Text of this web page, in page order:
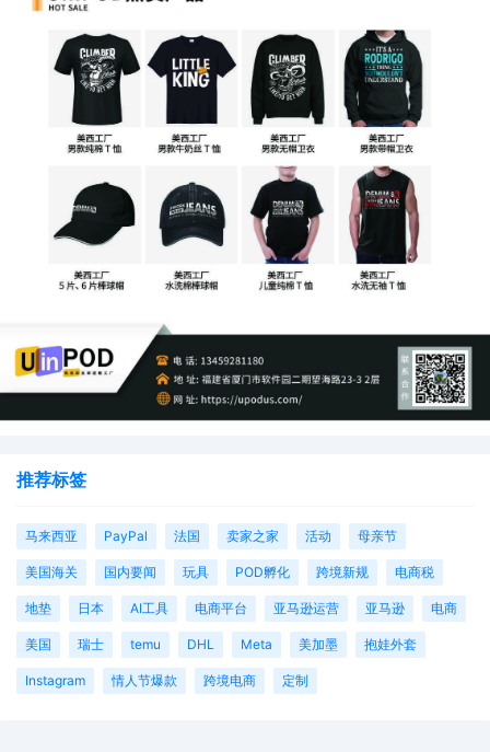
推荐标签
马来西亚 PayPal 法国 卖家之家 活动 母亲节
美国海关 国内要闻 玩具 POD孵化 跨境新规 电商税
地垫 日本 AI工具 电商平台 亚马逊运营 亚马逊 电商
美国 瑞士 temu DHL Meta 美加墨 抱娃外套
Instagram 情人节爆款 跨境电商 定制